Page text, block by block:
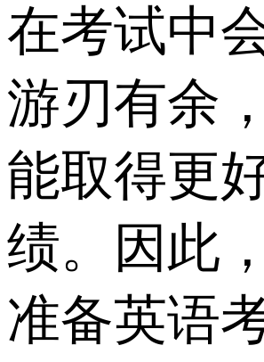
在考试中
游刃有余
能取得更
绩。因此
准备英语